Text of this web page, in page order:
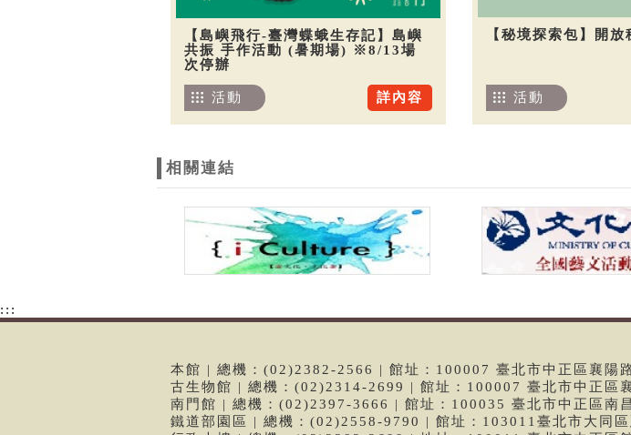
【島嶼飛行-臺灣蝶蛾生存記】島嶼
共振 手作活動 (暑期場) ※8/13場
次停辦
詳內容
活動
【秘境探索包】開放
活動
相關連結
:::
本館 | 總機：(02)2382-2566 | 館址：100007 臺北市中正區襄陽
古生物館 | 總機：(02)2314-2699 | 館址：100007 臺北市中正區
南門館 | 總機：(02)2397-3666 | 館址：100035 臺北市中正區南
鐵道部園區 | 總機：(02)2558-9790 | 館址：103011臺北市大同區